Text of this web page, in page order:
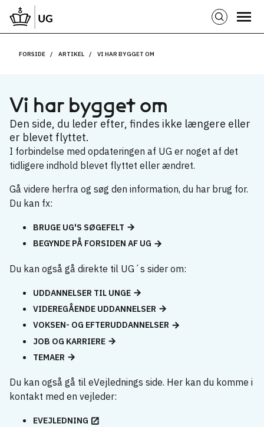
FORSIDE ARTIKEL VI HAR BYGGET OM
Vi har bygget om
Den side, du leder efter, findes ikke længere eller
er blevet flyttet.
I forbindelse med opdateringen af UG er noget af det
tidligere indhold blevet flyttet eller ændret.
Gå videre herfra og søg den information, du har brug for.
Du kan fx:
BRUGE UG'S SØGEFELT
BEGYNDE PÅ FORSIDEN AF UG
Du kan også gå direkte til UG´s sider om:
UDDANNELSER TIL UNGE
VIDEREGÅENDE UDDANNELSER
VOKSEN- OG EFTERUDDANNELSER
JOB OG KARRIERE
TEMAER
Du kan også gå til eVejlednings side. Her kan du komme i
kontakt med en vejleder:
EVEJLEDNING